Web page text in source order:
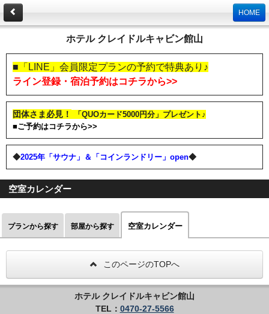
HOME
ホテル クレイドルキャビン館山
■「LINE」会員限定プランの予約で特典あり♪
ライン登録・宿泊予約はコチラから>>
団体さま必見！
「QUOカード5000円分」プレゼント♪
■ご予約はコチラから>>
◆2025年「サウナ」＆「コインランドリー」open◆
空室カレンダー
プランから探す 部屋から探す 空室カレンダー
このページのTOPへ
ホテル クレイドルキャビン館山
TEL： 0470-27-5566